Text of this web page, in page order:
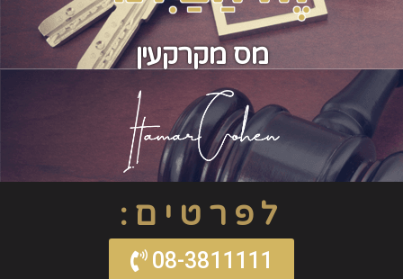
מס מקרקעין
לפרטים:
08-3811111